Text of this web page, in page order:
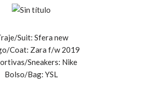
Suit: Sfera new
Coat: Zara f/w 2019
Sneakers: Nike
Bolso/Bag: YSL